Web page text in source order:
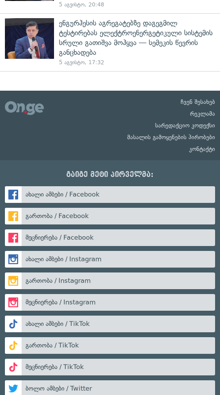
5 აგვისტო, 20:48
ენგურჰესის აგრეგატებზე დაგეგმილ
ტესტირებას ელექტროენერგეტიკული სისტემის
სრული გათიშვა მოჰყვა — სემეკის წევრის
განცხადება
5 აგვისტო, 17:32
ჩვენ შესახებ
რეკლამა
სარედაქციო კოდექსი
მასალის გამოყენების პირობები
კონტაქტი
გაიგე მეტი პირველმა:
ახალი ამბები / Facebook
გართობა / Facebook
მეცნიერება / Facebook
ახალი ამბები / Instagram
გართობა / Instagram
მეცნიერება / Instagram
ახალი ამბები / TikTok
გართობა / TikTok
მეცნიერება / TikTok
ბოლო ამბები / Twitter